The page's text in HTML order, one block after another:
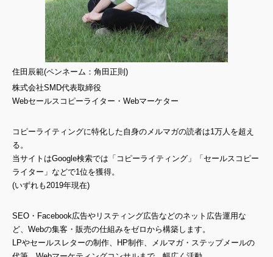
住田辰範(ペンネーム：角田正則)
株式会社SMD代表取締役
Webセールスコピーライター・Webマーケター
コピーライティングに特化した自身のメルマガの読者は1万人を超え
る。
当サイトはGoogle検索では「コピーライティング」「セールスコピー
ライター」などで1位を獲得。
(いずれも2019年現在)
SEO・Facebook広告やリスティング広告などのネット広告運用な
ど、Webの集客・販売の仕組みをゼロから構築します。
LPやセールスレターの制作、HP制作、メルマガ・ステップメールの